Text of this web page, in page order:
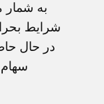
به شمار
شرايط
در حال